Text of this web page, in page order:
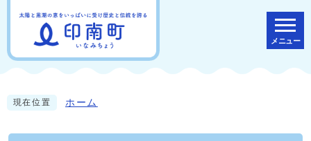
メニュー
現在位置 ホーム